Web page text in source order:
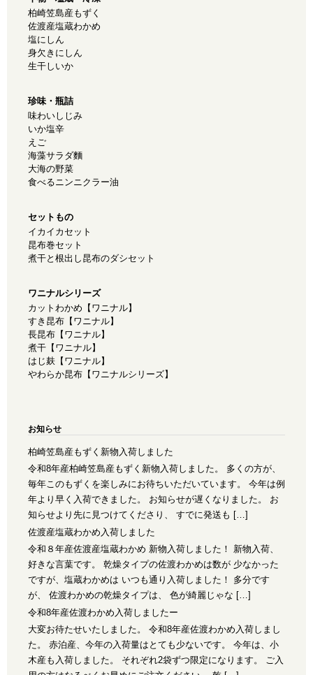
柏崎笠島産もずく
佐渡産塩蔵わかめ
塩にしん
身欠きにしん
生干しいか
珍味・瓶詰
味わいしじみ
いか塩辛
えご
海藻サラダ麵
大海の野菜
食べるニンニクラー油
セットもの
イカイカセット
昆布巻セット
煮干と根出し昆布のダシセット
ワニナルシリーズ
カットわかめ【ワニナル】
すき昆布【ワニナル】
長昆布【ワニナル】
煮干【ワニナル】
はじ麸【ワニナル】
やわらか昆布【ワニナルシリーズ】
お知らせ
柏崎笠島産もずく新物入荷しました
令和8年産柏崎笠島産もずく新物入荷しました。 多くの方が、
毎年このもずくを楽しみにお待ちいただいています。 今年は例
年より早く入荷できました。 お知らせが遅くなりました。 お
知らせより先に見つけてくださり、 すでに発送も […]
佐渡産塩蔵わかめ入荷しました
令和８年産佐渡産塩蔵わかめ 新物入荷しました！ 新物入荷、
好きな言葉です。 乾燥タイプの佐渡わかめは数が 少なかった
ですが、塩蔵わかめは いつも通り入荷しました！ 多分です
が、 佐渡わかめの乾燥タイプは、 色が綺麗じゃな […]
令和8年産佐渡わかめ入荷しましたー
大変お待たせいたしました。 令和8年産佐渡わかめ入荷しまし
た。 赤泊産、今年の入荷量はとても少ないです。 今年は、小
木産も入荷しました。 それぞれ2袋ずつ限定になります。 ご入